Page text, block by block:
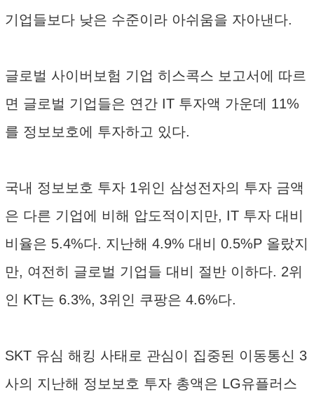
기업들보다 낮은 수준이라 아쉬움을 자아낸다.
글로벌 사이버보험 기업 히스콕스 보고서에 따르
면 글로벌 기업들은 연간 IT 투자액 가운데 11%
를 정보보호에 투자하고 있다.
국내 정보보호 투자 1위인 삼성전자의 투자 금액
은 다른 기업에 비해 압도적이지만, IT 투자 대비
비율은 5.4%다. 지난해 4.9% 대비 0.5%P 올랐지
만, 여전히 글로벌 기업들 대비 절반 이하다. 2위
인 KT는 6.3%, 3위인 쿠팡은 4.6%다.
SKT 유심 해킹 사태로 관심이 집중된 이동통신 3
사의 지난해 정보보호 투자 총액은 LG유플러스